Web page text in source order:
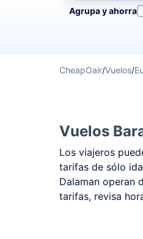
Refina tu
Agrupa y ahorra
CheapOair/Vuelos/
Vuelos
Los viajeros
tarifas de sólo
Dalaman operan
tarifas, revisa